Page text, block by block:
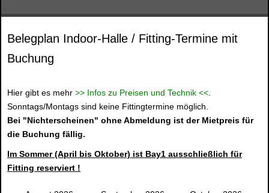
Belegplan Indoor-Halle / Fitting-Termine mit
Buchung
Hier gibt es mehr >> Infos zu Preisen und Technik <<.
Sonntags/Montags sind keine Fittingtermine möglich.
Bei "Nichterscheinen" ohne Abmeldung ist der Mietpreis für
die Buchung fällig.
Im Sommer (April bis Oktober) ist Bay1 ausschließlich für
Fitting reserviert !